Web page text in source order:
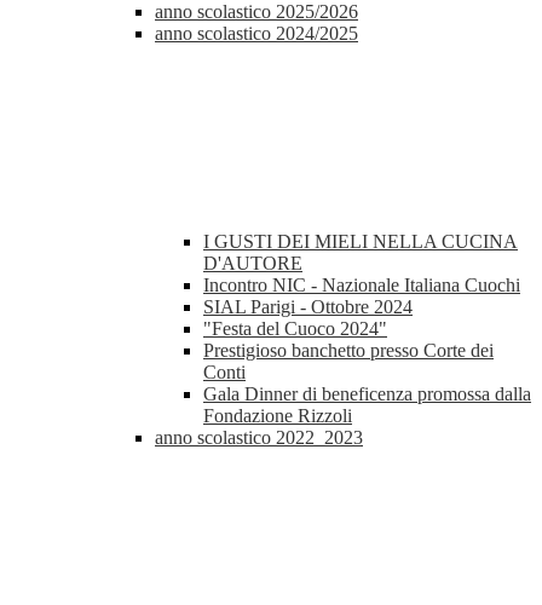
anno scolastico 2025/2026
anno scolastico 2024/2025
I GUSTI DEI MIELI NELLA CUCINA
D'AUTORE
Incontro NIC - Nazionale Italiana Cuochi
SIAL Parigi - Ottobre 2024
"Festa del Cuoco 2024"
Prestigioso banchetto presso Corte dei
Conti
Gala Dinner di beneficenza promossa dalla
Fondazione Rizzoli
anno scolastico 2022_2023